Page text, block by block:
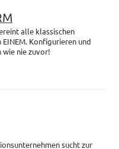
alle klassischen
Konfigurieren und
wie nie zuvor!
sucht zur